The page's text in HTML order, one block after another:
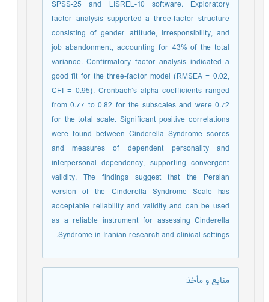
SPSS-25 and LISREL-10 software. Exploratory
factor analysis supported a three-factor structure
consisting of gender attitude, irresponsibility, and
job abandonment, accounting for 43% of the total
variance. Confirmatory factor analysis indicated a
good fit for the three-factor model (RMSEA = 0.02,
CFI = 0.95). Cronbach’s alpha coefficients ranged
from 0.77 to 0.82 for the subscales and were 0.72
for the total scale. Significant positive correlations
were found between Cinderella Syndrome scores
and measures of dependent personality and
interpersonal dependency, supporting convergent
validity. The findings suggest that the Persian
version of the Cinderella Syndrome Scale has
acceptable reliability and validity and can be used
as a reliable instrument for assessing Cinderella
Syndrome in Iranian research and clinical settings.
منابع و مأخذ: